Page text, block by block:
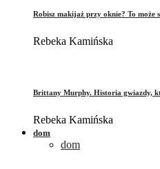
Robisz makijaż przy oknie? To może
Rebeka Kamińska
Brittany Murphy. Historia gwiazdy,
Rebeka Kamińska
dom
dom